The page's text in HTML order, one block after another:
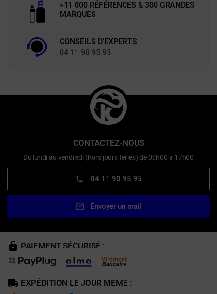
+11 000 RÉFÉRENCES & 300 GRANDES
MARQUES
CONSEILS D'EXPERTS
04 11 90 95 95
CONTACTEZ-NOUS
Du lundi au vendredi (hors jours fériés) de 09h00 à 17h00
04 11 90 95 95
Envoyer un mail
PAIEMENT SÉCURISÉ :
EXPÉDITION LE JOUR MÊME :